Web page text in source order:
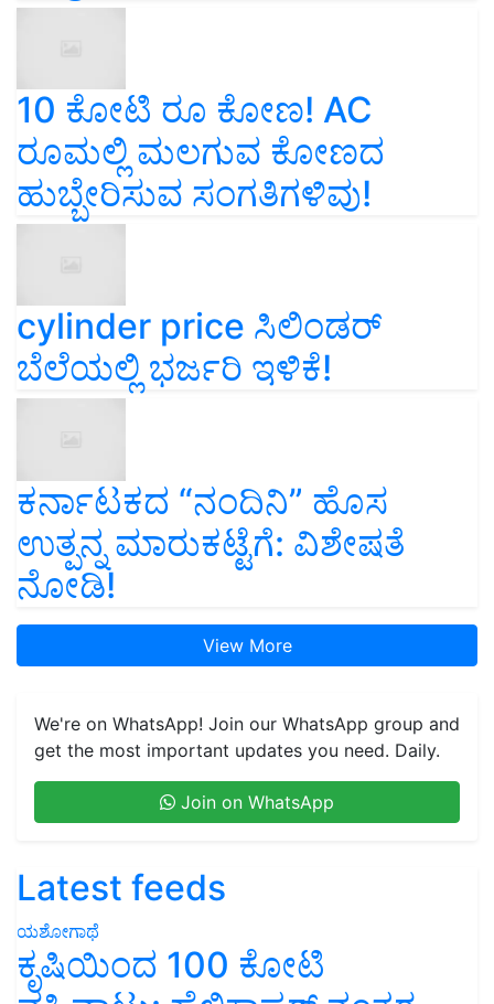
10 ಕೋಟಿ ರೂ ಕೋಣ! AC
ರೂಮಲ್ಲಿ ಮಲಗುವ ಕೋಣದ
ಹುಬ್ಬೇರಿಸುವ ಸಂಗತಿಗಳಿವು!
cylinder price ಸಿಲಿಂಡರ್‌
ಬೆಲೆಯಲ್ಲಿ ಭರ್ಜರಿ ಇಳಿಕೆ!
ಕರ್ನಾಟಕದ “ನಂದಿನಿ” ಹೊಸ
ಉತ್ಪನ್ನ ಮಾರುಕಟ್ಟೆಗೆ: ವಿಶೇಷತೆ
ನೋಡಿ!
View More
We're on WhatsApp! Join our WhatsApp group and
get the most important updates you need. Daily.
Join on WhatsApp
Latest feeds
ಯಶೋಗಾಥೆ
ಕೃಷಿಯಿಂದ 100 ಕೋಟಿ